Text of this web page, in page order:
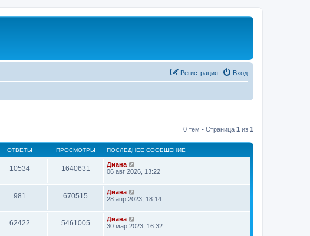
Вход
Регистрация
0 тем • Страница 1 из 1
ОТВЕТЫ ПРОСМОТРЫ ПОСЛЕДНЕЕ СООБЩЕНИЕ
10534 1640631
Диана
06 авг 2026, 13:22
981 670515
Диана
28 апр 2023, 18:14
62422 5461005
Диана
30 мар 2023, 16:32